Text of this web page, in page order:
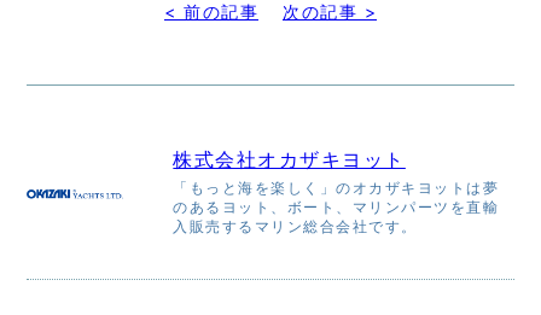
< 前の記事 次の記事 >
株式会社オカザキヨット
「もっと海を楽しく」のオカザキヨットは夢
のあるヨット、ボート、マリンパーツを直輸
入販売するマリン総合会社です。